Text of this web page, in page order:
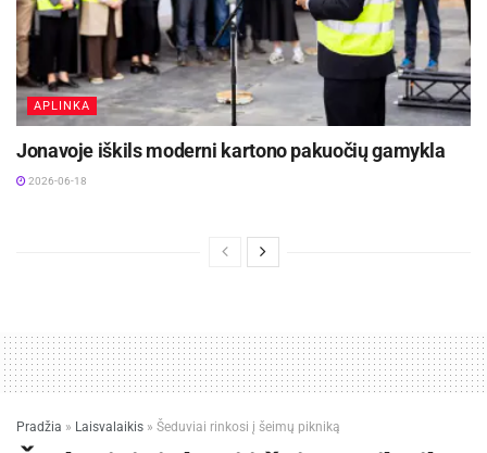
APLINKA
Jonavoje iškils moderni kartono pakuočių gamykla
2026-06-18
Pradžia » Laisvalaikis » Šeduviai rinkosi į šeimų pikniką